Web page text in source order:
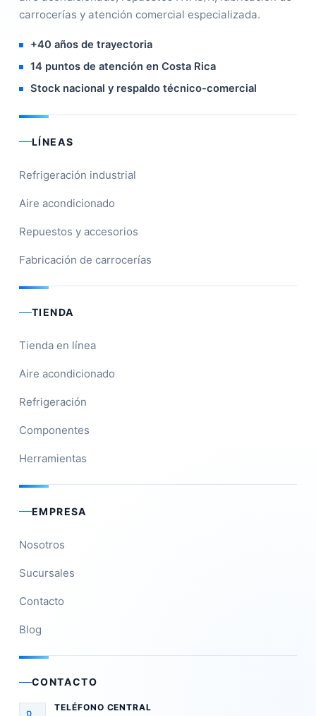
carrocerías y atención comercial especializada.
+40 años de trayectoria
14 puntos de atención en Costa Rica
Stock nacional y respaldo técnico-comercial
LÍNEAS
Refrigeración industrial
Aire acondicionado
Repuestos y accesorios
Fabricación de carrocerías
TIENDA
Tienda en línea
Aire acondicionado
Refrigeración
Componentes
Herramientas
EMPRESA
Nosotros
Sucursales
Contacto
Blog
CONTACTO
TELÉFONO CENTRAL